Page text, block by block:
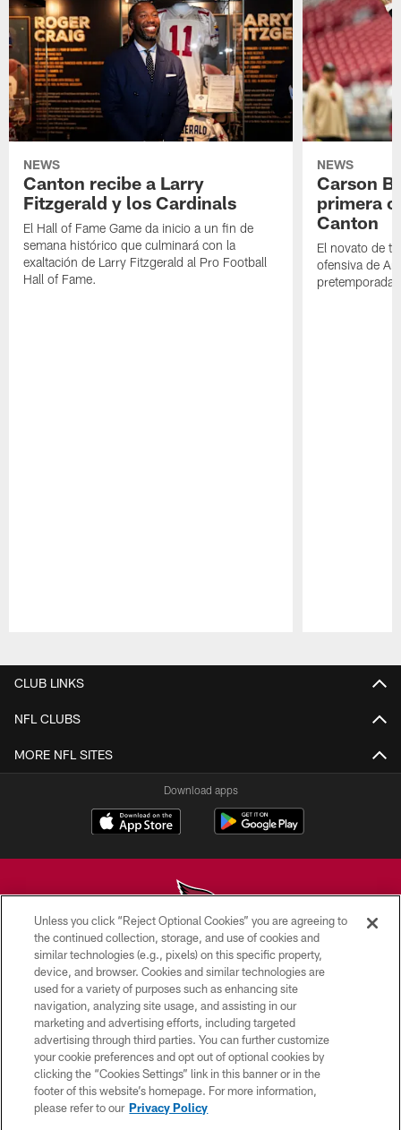
NEWS
Canton recibe a Larry
Fitzgerald y los Cardinals
El Hall of Fame Game da inicio a un fin de
semana histórico que culminará con la
exaltación de Larry Fitzgerald al Pro Football
Hall of Fame.
NEWS
Carson
primera
Canton
El novato de
ofensiva de
pretemporada
CLUB LINKS
NFL CLUBS
MORE NFL SITES
Download apps
© 2026 ARIZONA CARDINALS. ALL RIGHTS RESERVED.
CONTACT US
EMPLOYMENT
ACCESSIBILITY
PRIVACY POLICY
TERMS & CONDITIONS
Unless you click “Reject Optional Cookies” you are agreeing to
the continued collection, storage, and use of cookies and
similar technologies (e.g., pixels) on this specific property,
device, and browser. Cookies and similar technologies are
used for a variety of purposes such as enhancing site
navigation, analyzing site usage, and assisting in our
marketing and advertising efforts, including targeted
advertising through third parties. You can further customize
your cookie preferences and opt out of optional cookies by
clicking the “Cookies Settings” link in this banner or in the
footer of this website’s homepage. For more information,
please refer to our Privacy Policy